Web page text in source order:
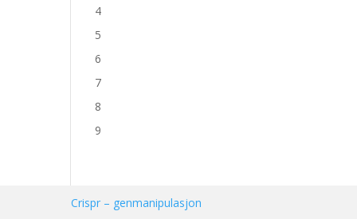
4
5
6
7
8
9
Crispr – genmanipulasjon